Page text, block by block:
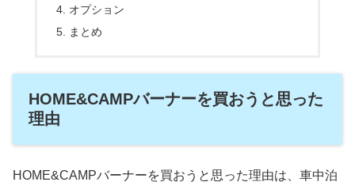
オプション
まとめ
HOME&CAMPバーナーを買おうと思った
理由
HOME&CAMPバーナーを買おうと思った理由は、車中泊